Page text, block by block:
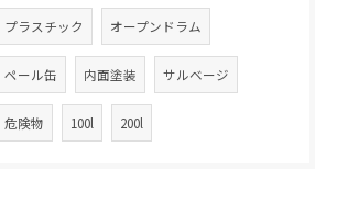
プラスチック オープンドラム
ペール缶 内面塗装 サルベージ
危険物 100l 200l